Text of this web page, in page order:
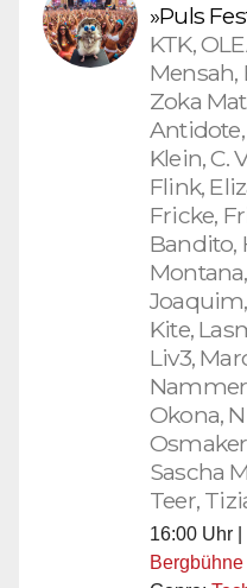
»Puls
KTK,
Mensah,
Zoka
Antidote,
Klein, C.
Flink,
Fricke,
Bandito,
Kite,
Liv3,
Okona,
Sascha
Teer,
16:00 Uhr |